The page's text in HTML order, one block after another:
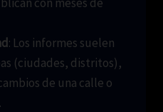
: Los informes suelen
(ciudades, distritos),
de una calle o